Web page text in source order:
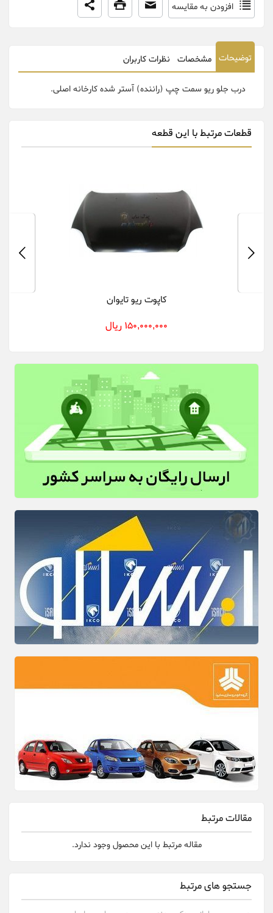
افزودن به مقایسه
توضیحات مشخصات نظرات کاربران
درب جلو ریو سمت چپ (راننده) آستر شده کارخانه اصلی.
قطعات مرتبط با این قطعه
کاپوت ریو تایوان
150,000,000 ریال
مقالات مرتبط
مقاله مرتبط با این محصول وجود ندارد.
جستجو های مرتبط